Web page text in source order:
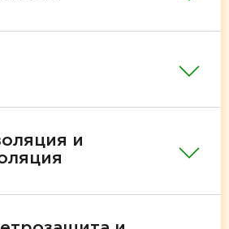
и